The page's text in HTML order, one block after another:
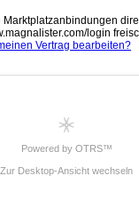
Powered by OTRS™
Zur Desktop-Ansicht wechseln